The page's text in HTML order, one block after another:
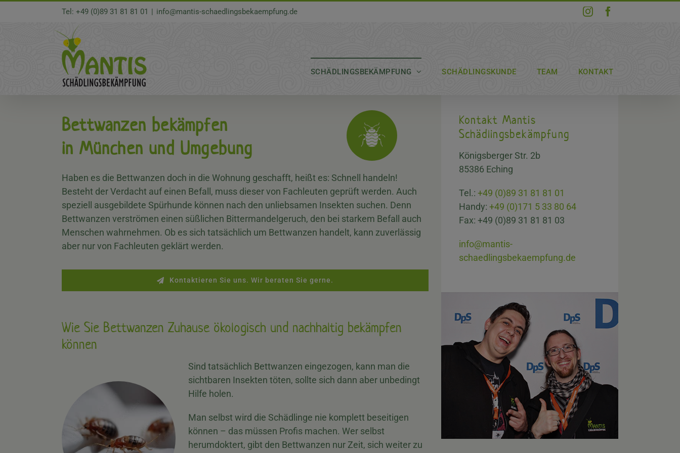
Tel: +49 (0)89 31 81 81 01 | info@mantis-schaedlingsbekaempfung.de Instagram
SCHÄDLINGSBEKÄMPFUNG SCHÄDLINGSKUNDE TEAM KONTAKT
Bettwanzen bekämpfen
in München und Umgebung
Haben es die Bettwanzen doch in die Wohnung geschafft, heißt es: Schnell handeln!
Besteht der Verdacht auf einen Befall, muss dieser von Fachleuten geprüft werden. Auch
speziell ausgebildete Spürhunde können nach den unliebsamen Insekten suchen. Denn
Bettwanzen verströmen einen süßlichen Bittermandelgeruch, den bei starkem Befall auch
Menschen wahrnehmen. Ob es sich tatsächlich um Bettwanzen handelt, kann zuverlässig
aber nur von Fachleuten geklärt werden.
Kontaktieren Sie uns. Wir beraten Sie gerne.
Wie Sie Bettwanzen Zuhause ökologisch und nachhaltig bekämpfen
können
Sind tatsächlich Bettwanzen eingezogen, kann man die
sichtbaren Insekten töten, sollte sich dann aber unbedingt
Hilfe holen.
Man selbst wird die Schädlinge nie komplett beseitigen
können – das müssen Profis machen. Wer selbst
herumdoktert, gibt den Bettwanzen nur Zeit, sich weiter zu
Kontakt Mantis
Schädlingsbekämpfung
Königsberger Str. 2b
85386 Eching
Tel.: +49 (0)89 31 81 81 01
Handy: +49 (0)171 5 33 80 64
Fax: +49 (0)89 31 81 81 03
info@mantis-
schaedlingsbekaempfung.de